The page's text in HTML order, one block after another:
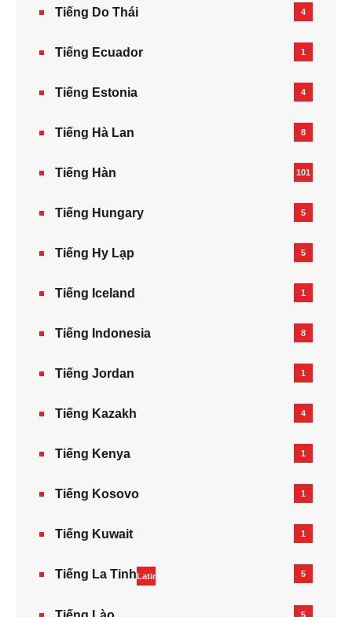
Tiếng Do Thái 4
Tiếng Ecuador 1
Tiếng Estonia 4
Tiếng Hà Lan 8
Tiếng Hàn 101
Tiếng Hungary 5
Tiếng Hy Lạp 5
Tiếng Iceland 1
Tiếng Indonesia 8
Tiếng Jordan 1
Tiếng Kazakh‎ 4
Tiếng Kenya 1
Tiếng Kosovo 1
Tiếng Kuwait 1
Tiếng La TinhLatin 5
5